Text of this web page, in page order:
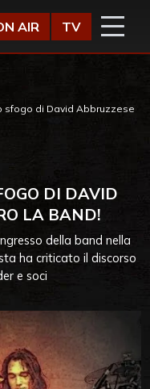
AIR TV
sfogo di David Abbruzzese
DI DAVID
LA BAND!
della band nella
ha criticato il discorso
e soci